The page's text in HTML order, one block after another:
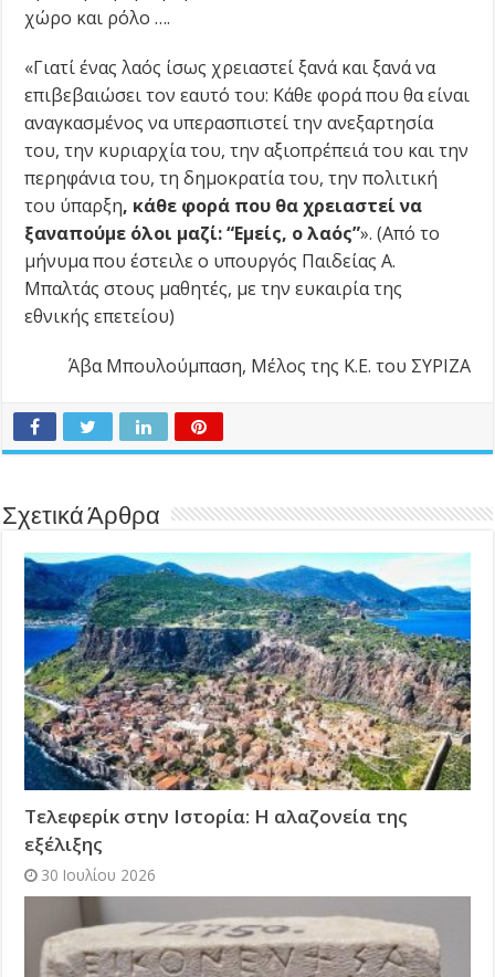
χώρο και ρόλο ….
«Γιατί ένας λαός ίσως χρειαστεί ξανά και ξανά να
επιβεβαιώσει τον εαυτό του: Κάθε φορά που θα είναι
αναγκασμένος να υπερασπιστεί την ανεξαρτησία
του, την κυριαρχία του, την αξιοπρέπειά του και την
περηφάνια του, τη δημοκρατία του, την πολιτική
του ύπαρξη, κάθε φορά που θα χρειαστεί να
ξαναπούμε όλοι μαζί: “Εμείς, ο λαός”». (Από το
μήνυμα που έστειλε ο υπουργός Παιδείας Α.
Μπαλτάς στους μαθητές, με την ευκαιρία της
εθνικής επετείου)
Άβα Μπουλούμπαση, Μέλος της Κ.Ε. του ΣΥΡΙΖΑ
Σχετικά Άρθρα
Τελεφερίκ στην Ιστορία: Η αλαζονεία της
εξέλιξης
30 Ιουλίου 2026